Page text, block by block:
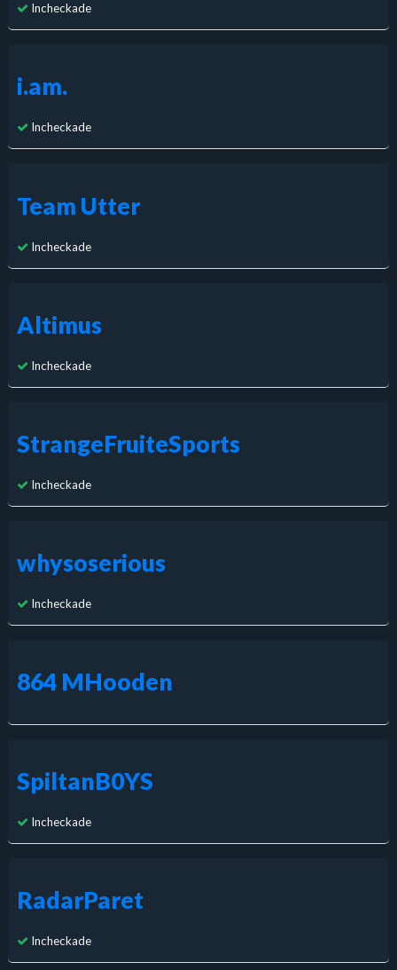
Incheckade
i.am.
Incheckade
Team Utter
Incheckade
Altimus
Incheckade
StrangeFruiteSports
Incheckade
whysoserious
Incheckade
864 MHooden
SpiltanB0YS
Incheckade
RadarParet
Incheckade